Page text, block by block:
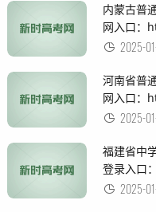
内蒙古普
网入口：
2025-
河南省普
网入口：
2025-
福建省中
登录入口
2025-